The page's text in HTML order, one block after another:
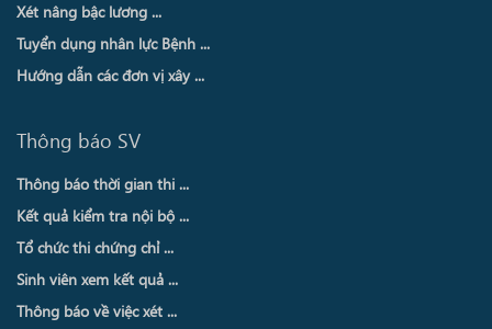
Xét nâng bậc lương ...
Tuyển dụng nhân lực Bệnh ...
Hướng dẫn các đơn vị xây ...
Thông báo SV
Thông báo thời gian thi ...
Kết quả kiểm tra nội bộ ...
Tổ chức thi chứng chỉ ...
Sinh viên xem kết quả ...
Thông báo về việc xét ...